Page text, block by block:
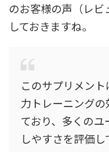
のお客様の声（レ
しておきますね。
このサプリメン
力トレーニング
ており、多くの
しやすさを評価し